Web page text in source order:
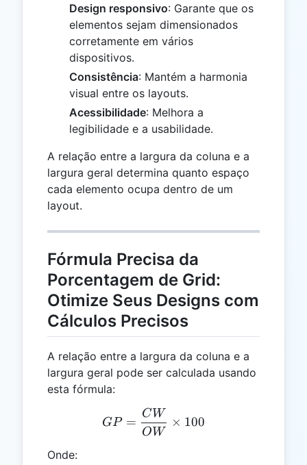
Design responsivo: Garante que os
elementos sejam dimensionados
corretamente em vários
dispositivos.
Consistência: Mantém a harmonia
visual entre os layouts.
Acessibilidade: Melhora a
legibilidade e a usabilidade.
A relação entre a largura da coluna e a
largura geral determina quanto espaço
cada elemento ocupa dentro de um
layout.
Fórmula Precisa da
Porcentagem de Grid:
Otimize Seus Designs com
Cálculos Precisos
A relação entre a largura da coluna e a
largura geral pode ser calculada usando
esta fórmula:
GP = \frac{CW}{OW}
GP =
OW
CW
× 100
Onde: